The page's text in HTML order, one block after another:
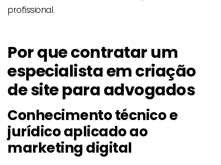
profissional.
Por que contratar um
especialista em criação
de site para advogados
Conhecimento técnico e
jurídico aplicado ao
marketing digital